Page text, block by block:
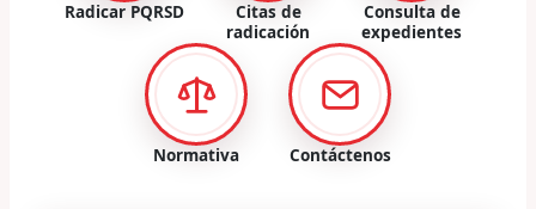
Radicar PQRSD
Citas de
radicación
Consulta de
expedientes
Normativa Contáctenos